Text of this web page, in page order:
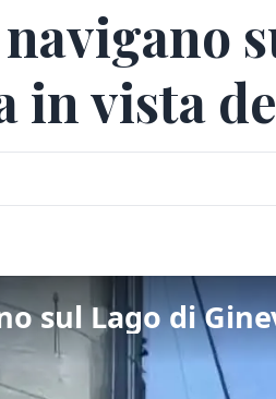
in vista
sul Lago di